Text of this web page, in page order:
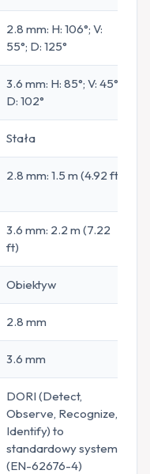
2.8 mm: H: 106°; V:
55°; D: 125°
3.6 mm: H: 85°; V: 45°;
D: 102°
Stała
2.8 mm: 1.5 m (4.92 ft)
3.6 mm: 2.2 m (7.22
ft)
Obiektyw
2.8 mm
3.6 mm
DORI (Detect,
Observe, Recognize,
Identify) to
standardowy system
(EN-62676-4)